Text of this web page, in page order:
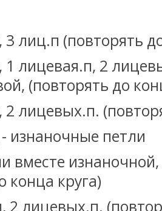
3 лиц.п (повторять
1 лицевая.п, 2
(повторять до
2 лицевых.п.
изнаночные петли
вместе
конца круга)
2 лицевых.п.